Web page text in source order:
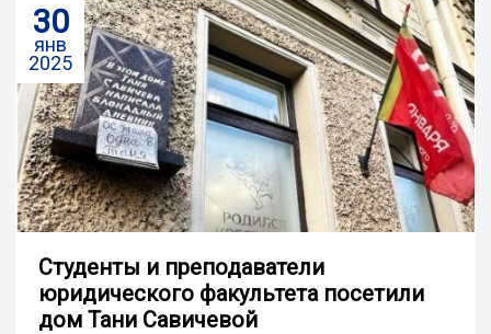
30
янв
2025
Студенты и преподаватели
юридического факультета посетили
дом Тани Савичевой